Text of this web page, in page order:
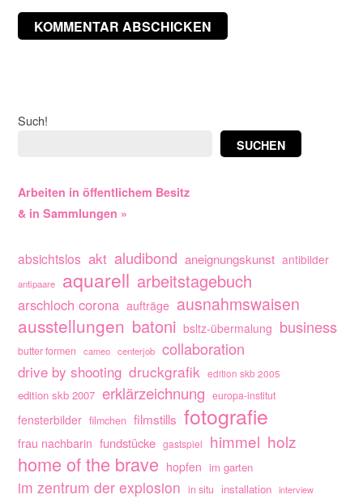
Such!
SUCHEN
Arbeiten in öffentlichem Besitz
& in Sammlungen »
absichtslos akt aludibond aneignungskunst antibilder
antipaare aquarell arbeitstagebuch
arschloch corona aufträge ausnahmswaisen
ausstellungen batoni bsltz-übermalung business
butter formen cameo centerjob collaboration
drive by shooting druckgrafik edition skb 2005
edition skb 2007 erklärzeichnung europa-institut
fensterbilder filmchen filmstills fotografie
frau nachbarin fundstücke gastspiel himmel holz
home of the brave hopfen im garten
im zentrum der explosion in situ installation interview